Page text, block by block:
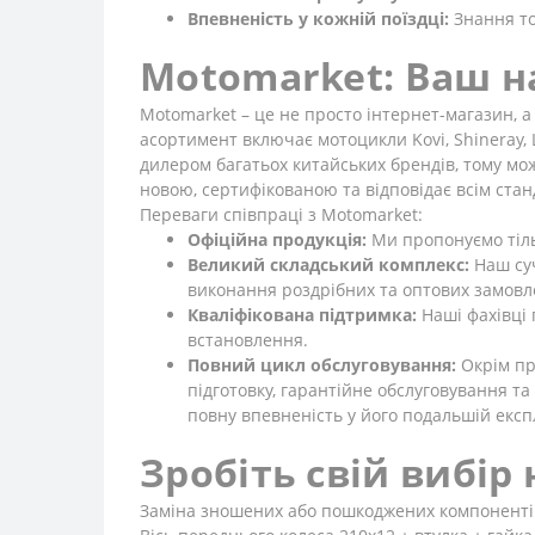
Впевненість у кожній поїздці: Знання
Motomarket: Ваш
Motomarket – це не просто інтернет-магазин,
асортимент включає мотоцикли Kovi,
дилером багатьох китайських брендів, тому
новою, сертифікованою та відповідає всім
Переваги співпраці з Motomarket:
Офіційна продукція: Ми пропонуємо
Великий складський комплекс: Наш
виконання роздрібних та оптових
Кваліфікована підтримка: Наші
встановлення.
Повний цикл обслуговування: Окрім
підготовку, гарантійне
повну впевненість у його подальшій
Зробіть свій
Заміна зношених або пошкоджених